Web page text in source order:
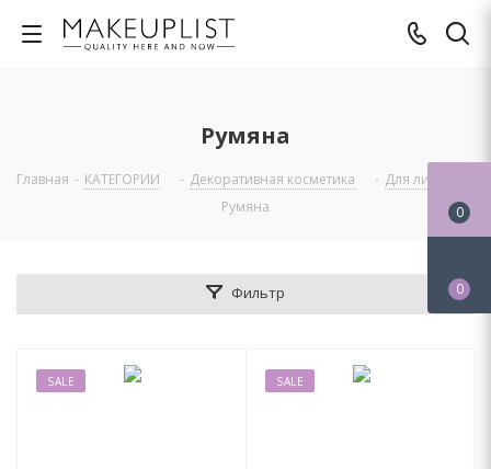
Румяна
Главная - КАТЕГОРИИ - Декоративная косметика - Для лица
Румяна
Фильтр
SALE SALE
0
0